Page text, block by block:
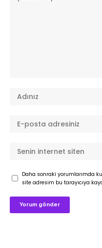
Daha sonraki yorumlarımda
site adresim bu tarayıcıya